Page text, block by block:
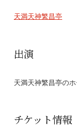
天満天神繁昌亭
出演
天満天神繁昌亭の
チケット情報